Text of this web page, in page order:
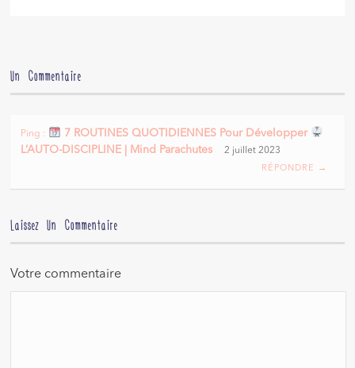
Un Commentaire
Ping :
7 ROUTINES QUOTIDIENNES Pour Développer
L’AUTO-DISCIPLINE | Mind Parachutes
2 juillet 2023
RÉPONDRE →
Laissez Un Commentaire
Votre commentaire